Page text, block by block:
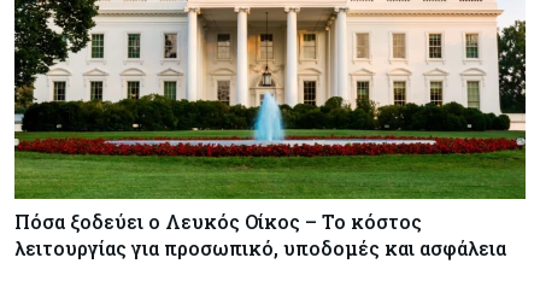
Πόσα ξοδεύει ο Λευκός Οίκος – Το κόστος
λειτουργίας για προσωπικό, υποδομές και ασφάλεια